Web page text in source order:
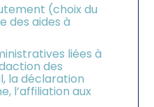
(choix du
des aides à
liées à
des
la déclaration
l’affiliation aux